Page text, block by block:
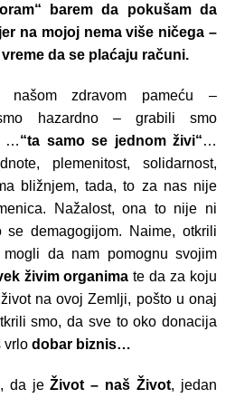
barem da pokušam da
na mojoj nema više ničega –
da se plaćaju računi.
našom zdravom pameću –
hazardno – grabili smo
…“ta samo se jednom živi“…
plemenitost, solidarnost,
bližnjem, tada, to za nas nije
Nažalost, ona to nije ni
demagogijom. Naime, otkrili
da nam pomognu svojim
živim organima te da za koju
na ovoj Zemlji, pošto u onaj
smo, da sve to oko donacija
vrlo dobar biznis…
da jeŽivot – naš Život, jedan